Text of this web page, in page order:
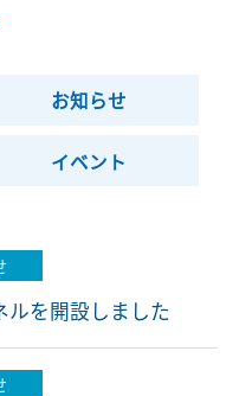
お知らせ
イベント
ルを開設しました